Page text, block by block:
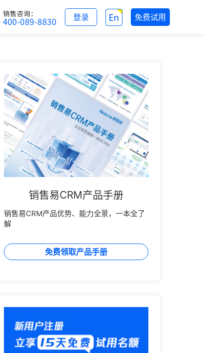
免费试用
登录
销售易CRM产品手册
销售易CRM产品优势、能力全景，一本全了
解
免费领取产品手册